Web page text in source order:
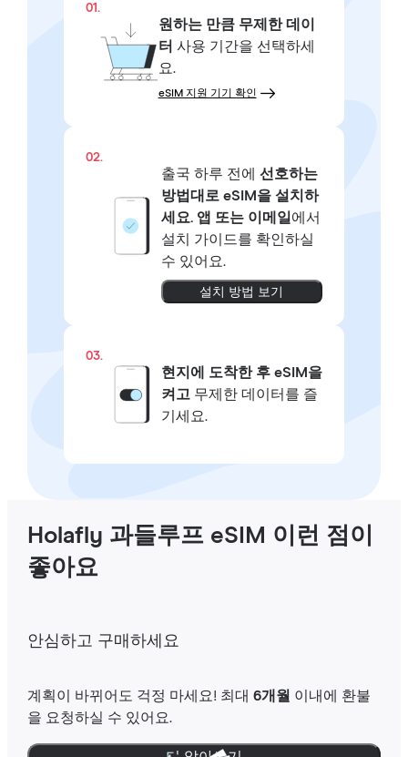
01.
원하는 만큼 무제한 데이
터 사용 기간을 선택하세
요.
eSIM 지원 기기 확인
02.
출국 하루 전에 선호하는
방법대로 eSIM을 설치하
세요. 앱 또는 이메일 에서
설치 가이드를 확인하실
수 있어요.
설치 방법 보기
03.
현지에 도착한 후 eSIM을
켜고 무제한 데이터를 즐
기세요.
Holafly 과들루프 eSIM 이런 점이
좋아요
안심하고 구매하세요
계획이 바뀌어도 걱정 마세요! 최대 6개월 이내에 환불
을 요청하실 수 있어요.